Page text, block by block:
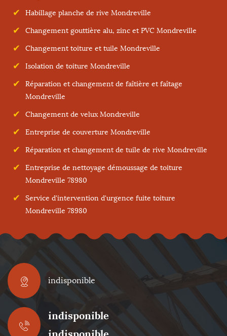
Habillage planche de rive Mondreville
Changement gouttière alu, zinc et PVC Mondreville
Changement toiture et tuile Mondreville
Isolation de toiture Mondreville
Réparation et changement de faîtière et faîtage
Mondreville
Changement de velux Mondreville
Entreprise de couverture Mondreville
Réparation et changement de tuile de rive Mondreville
Entreprise de nettoyage démoussage de toiture
Mondreville 78980
Service d'intervention d'urgence fuite toiture
Mondreville 78980
indisponible
indisponible